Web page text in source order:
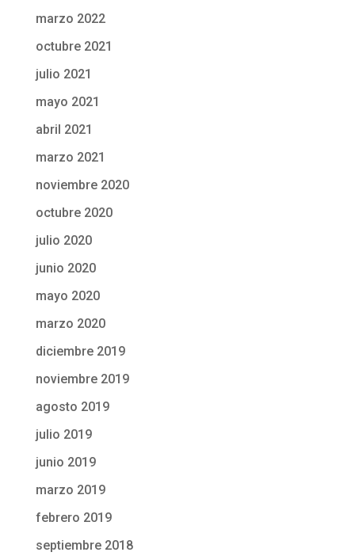
marzo 2022
octubre 2021
julio 2021
mayo 2021
abril 2021
marzo 2021
noviembre 2020
octubre 2020
julio 2020
junio 2020
mayo 2020
marzo 2020
diciembre 2019
noviembre 2019
agosto 2019
julio 2019
junio 2019
marzo 2019
febrero 2019
septiembre 2018